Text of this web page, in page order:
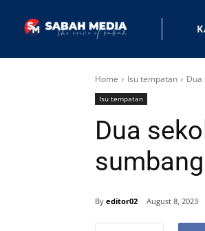
Home Isu tempatan Dua
Isu tempatan
Dua
By editor02 August 8, 2023